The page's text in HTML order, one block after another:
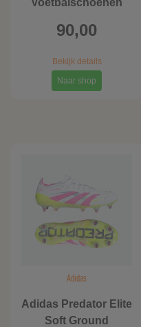
Voetbalschoenen
90,00
Bekijk details
Naar shop
Adidas
Adidas Predator Elite
Soft Ground